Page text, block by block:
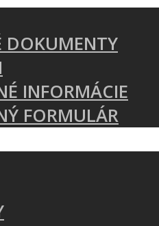
DOKUMENTY
INFORMÁCIE
FORMULÁR